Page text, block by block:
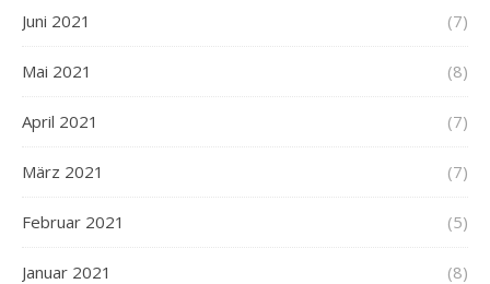
Juni 2021 (7)
Mai 2021 (8)
April 2021 (7)
März 2021 (7)
Februar 2021 (5)
Januar 2021 (8)